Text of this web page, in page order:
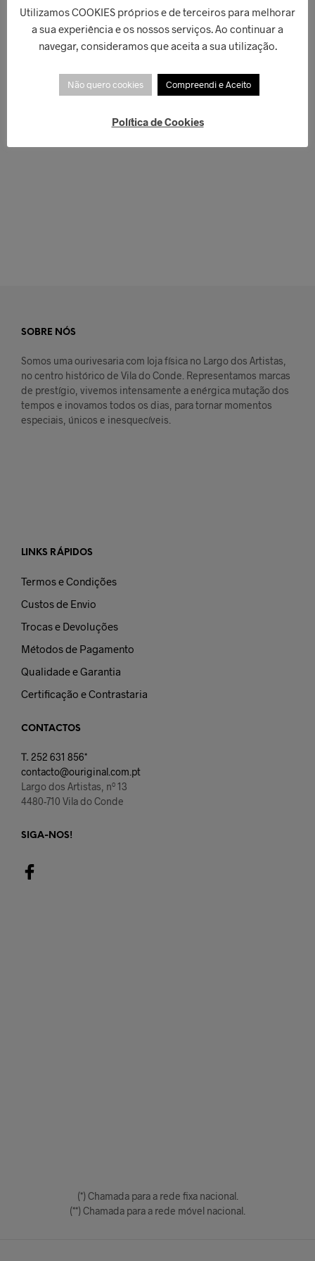
SOBRE NÓS
Somos uma ourivesaria com loja física no Largo dos Artistas,
no centro histórico de Vila do Conde. Representamos marcas
de prestígio, vivemos intensamente a enérgica mutação dos
tempos e inovamos todos os dias, para tornar momentos
especiais, únicos e inesquecíveis.
LINKS RÁPIDOS
Termos e Condições
Custos de Envio
Trocas e Devoluções
Métodos de Pagamento
Qualidade e Garantia
Certificação e Contrastaria
CONTACTOS
T. 252 631 856*
contacto@ouriginal.com.pt
Largo dos Artistas, nº 13
4480-710 Vila do Conde
SIGA-NOS!
(*) Chamada para a rede fixa nacional.
(**) Chamada para a rede móvel nacional.
Utilizamos COOKIES próprios e de terceiros para melhorar
a sua experiência e os nossos serviços. Ao continuar a
navegar, consideramos que aceita a sua utilização.
Não quero cookies Compreendi e Aceito
Política de Cookies